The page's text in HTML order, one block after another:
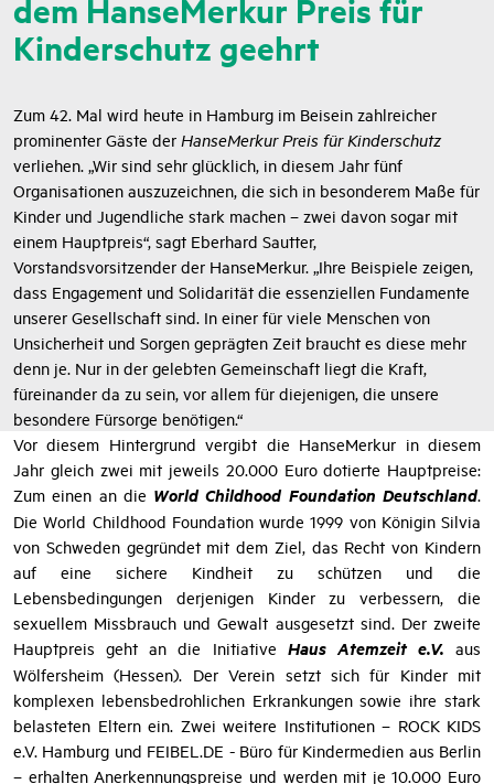
Fünf soziale Initiativen mit
dem HanseMerkur Preis für
Zum 42. Mal wird heute in Hamburg im Beisein zahlreicher
prominenter Gäste derHanseMerkur Preis für Kinderschutz
verliehen. „Wir sind sehr glücklich, in diesem Jahr fünf
Organisationen auszuzeichnen, die sich in besonderem Maße für
Kinder und Jugendliche stark machen – zwei davon sogar mit
einem Hauptpreis“, sagt Eberhard Sautter,
Vorstandsvorsitzender der HanseMerkur. „Ihre Beispiele zeigen,
dass Engagement und Solidarität die essenziellen Fundamente
unserer Gesellschaft sind. In einer für viele Menschen von
Unsicherheit und Sorgen geprägten Zeit braucht es diese mehr
denn je. Nur in der gelebten Gemeinschaft liegt die Kraft,
füreinander da zu sein, vor allem für diejenigen, die unsere
besondere Fürsorge benötigen.“
Vor diesem Hintergrund vergibt die HanseMerkur in diesem
Jahr gleich zwei mit jeweils 20.000 Euro dotierte Hauptpreise:
Zum einen an dieWorld Childhood Foundation Deutschland.
Die World Childhood Foundation wurde 1999 von Königin Silvia
von Schweden gegründet mit dem Ziel, das Recht von Kindern
auf eine sichere Kindheit zu schützen und die
Lebensbedingungen derjenigen Kinder zu verbessern, die
sexuellem Missbrauch und Gewalt ausgesetzt sind. Der zweite
Hauptpreis geht an die InitiativeHaus Atemzeit e.V. aus
Wölfersheim (Hessen). Der Verein setzt sich für Kinder mit
komplexen lebensbedrohlichen Erkrankungen sowie ihre stark
belasteten Eltern ein. Zwei weitere Institutionen – ROCK KIDS